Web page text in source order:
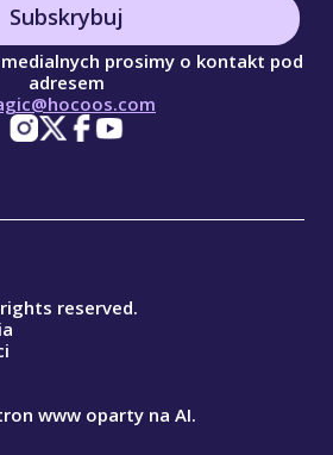
Subskrybuj
prosimy o kontakt pod
adresem
reserved.
www oparty na AI.